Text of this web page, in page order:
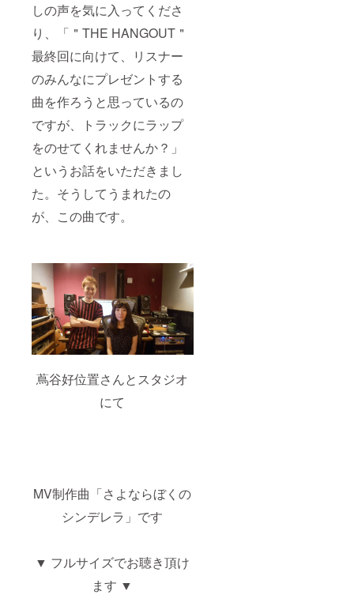
しの声を気に入ってくださ
り、「＂THE HANGOUT＂
最終回に向けて、リスナー
のみんなにプレゼントする
曲を作ろうと思っているの
ですが、トラックにラップ
をのせてくれませんか？」
というお話をいただきまし
た。そうしてうまれたの
が、この曲です。
蔦谷好位置さんとスタジオ
にて
MV制作曲「さよならぼくの
シンデレラ」です
▼ フルサイズでお聴き頂け
ます ▼